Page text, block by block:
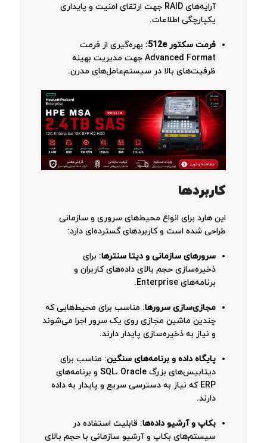
آرایه‌های RAID جهت ارتقای امنیت و پایداری
یکپارچگی اطلاعات.
فرمت سکتور 512e:
بهره‌گیری از فرمت
Advanced Format جهت مدیریت بهینه
ظرفیت‌های بالا در سیستم‌عامل‌های مدرن.
کاربردها
این هارد برای انواع محیط‌های سروری و سازمانی
طراحی شده است و کاربردهای گسترده‌ای دارد:
سرورهای سازمانی و دیتا سنترها: برای
ذخیره‌سازی حجم بالای داده‌های کاربران و
برنامه‌های Enterprise.
مجازی‌سازی سرورها: مناسب برای محیط‌هایی که
چندین ماشین مجازی روی یک سرور اجرا می‌شوند
و نیاز به ذخیره‌سازی پایدار دارند.
پایگاه داده و برنامه‌های سنگین: مناسب برای
دیتابیس‌های بزرگ SQL، Oracle و برنامه‌های
ERP که نیاز به دسترسی سریع و پایدار به داده
دارند.
بکاپ و آرشیو داده‌ها: قابلیت استفاده در
سیستم‌های بکاپ و آرشیو سازمانی با حجم بالای